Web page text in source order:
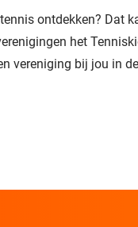
ontdekken? Dat
het
vereniging bij jou in